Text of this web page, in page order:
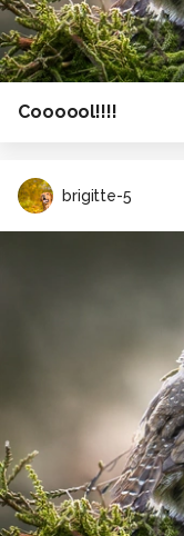
Coooool!!!!
brigitte-5